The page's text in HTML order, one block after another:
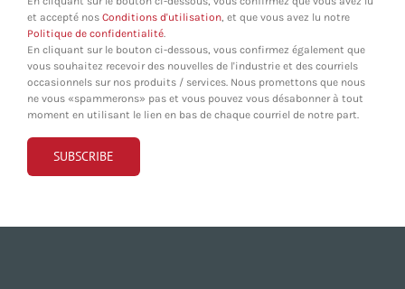
et accepté nos Conditions d'utilisation, et que vous avez lu notre
Politique de confidentialité.
En cliquant sur le bouton ci-dessous, vous confirmez également que
vous souhaitez recevoir des nouvelles de l'industrie et des courriels
occasionnels sur nos produits / services. Nous promettons que nous
ne vous «spammerons» pas et vous pouvez vous désabonner à tout
moment en utilisant le lien en bas de chaque courriel de notre part.